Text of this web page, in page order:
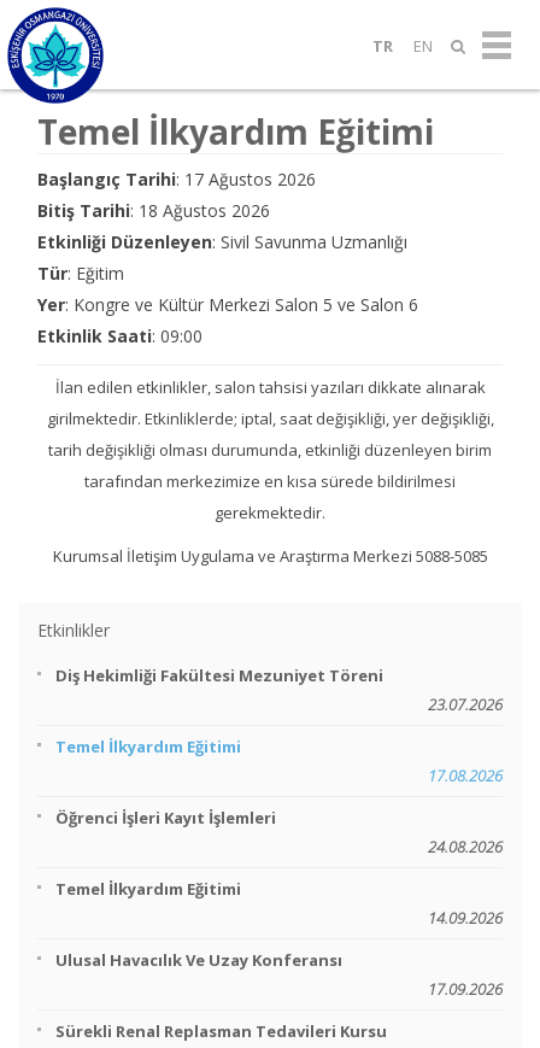
TR EN
Temel İlkyardım Eğitimi
Başlangıç Tarihi: 17 Ağustos 2026
Bitiş Tarihi: 18 Ağustos 2026
Etkinliği Düzenleyen: Sivil Savunma Uzmanlığı
Tür: Eğitim
Yer: Kongre ve Kültür Merkezi Salon 5 ve Salon 6
Etkinlik Saati: 09:00
İlan edilen etkinlikler, salon tahsisi yazıları dikkate alınarak
girilmektedir. Etkinliklerde; iptal, saat değişikliği, yer değişikliği,
tarih değişikliği olması durumunda, etkinliği düzenleyen birim
tarafından merkezimize en kısa sürede bildirilmesi
gerekmektedir.
Kurumsal İletişim Uygulama ve Araştırma Merkezi 5088-5085
Etkinlikler
Diş Hekimliği Fakültesi Mezuniyet Töreni
23.07.2026
Temel İlkyardım Eğitimi
17.08.2026
Öğrenci İşleri Kayıt İşlemleri
24.08.2026
Temel İlkyardım Eğitimi
14.09.2026
Ulusal Havacılık Ve Uzay Konferansı
17.09.2026
Sürekli Renal Replasman Tedavileri Kursu